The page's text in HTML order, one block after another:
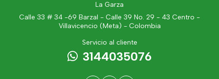
La Garza
Calle 33 # 34 -69 Barzal - Calle 39 No. 29 - 43 Centro -
Villavicencio (Meta) - Colombia
Servicio al cliente
3144035076